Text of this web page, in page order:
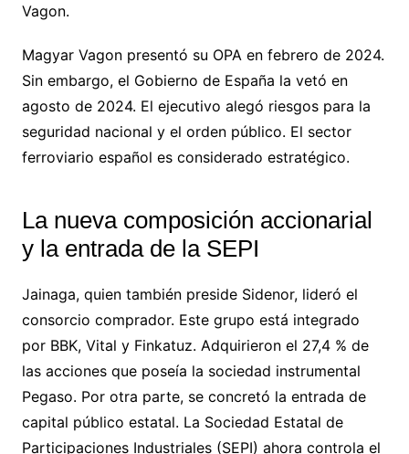
Vagon.
Magyar Vagon presentó su OPA en febrero de 2024.
Sin embargo, el Gobierno de España la vetó en
agosto de 2024. El ejecutivo alegó riesgos para la
seguridad nacional y el orden público. El sector
ferroviario español es considerado estratégico.
La nueva composición accionarial
y la entrada de la SEPI
Jainaga, quien también preside Sidenor, lideró el
consorcio comprador. Este grupo está integrado
por BBK, Vital y Finkatuz. Adquirieron el 27,4 % de
las acciones que poseía la sociedad instrumental
Pegaso. Por otra parte, se concretó la entrada de
capital público estatal. La Sociedad Estatal de
Participaciones Industriales (SEPI) ahora controla el